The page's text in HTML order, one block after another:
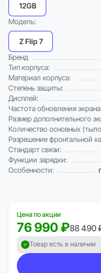
12GB
Модель:
Z Flip 7
Бренд
Тип корпуса:
Материал корпуса:
Степень защиты:
Дисплей:
Частота обновления экрана:
Размер дополнительного
Количество основных
Разрешение фронтальной
Стандарт связи:
Функции зарядки:
Особенности:
Цена по акции
76 990 ₽88 490
Товар есть в наличии